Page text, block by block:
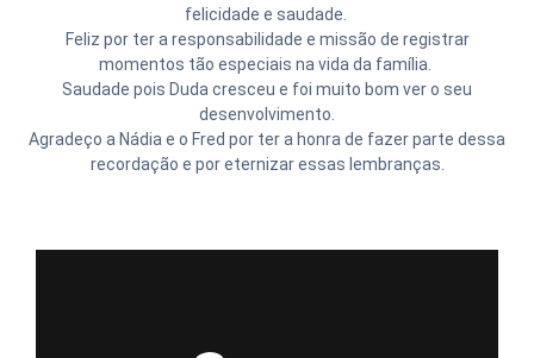
felicidade e saudade.
Feliz por ter a responsabilidade e missão de registrar
momentos tão especiais na vida da família.
Saudade pois Duda cresceu e foi muito bom ver o seu
desenvolvimento.
Agradeço a Nádia e o Fred por ter a honra de fazer parte dessa
recordação e por eternizar essas lembranças.